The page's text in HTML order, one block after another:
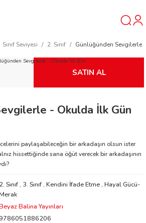
Sınıf Seviyesi 2. Sınıf Günlüğünden Sevgilerle
SATIN AL
- Okulda İlk Gün
paylaşabileceğin bir arkadaşın olsun ister
hissettiğinde sana öğüt verecek bir arkadaşının
2. Sınıf , 3. Sınıf , Kendini İfade Etme , Hayal Gücü-
Balina Yayınları